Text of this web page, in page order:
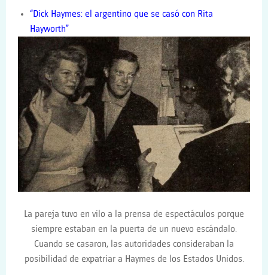
“Dick Haymes: el argentino que se casó con Rita
Hayworth”
La pareja tuvo en vilo a la prensa de espectáculos porque
siempre estaban en la puerta de un nuevo escándalo.
Cuando se casaron, las autoridades consideraban la
posibilidad de expatriar a Haymes de los Estados Unidos.